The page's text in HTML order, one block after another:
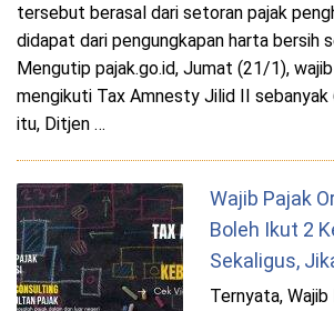
tersebut berasal dari setoran pajak
didapat dari pengungkapan harta bersih
Mengutip pajak.go.id, Jumat (21/1),
mengikuti Tax Amnesty Jilid II sebanyak
itu, Ditjen …
Wajib Pajak
Boleh Ikut 2
Sekaligus,
Ternyata,